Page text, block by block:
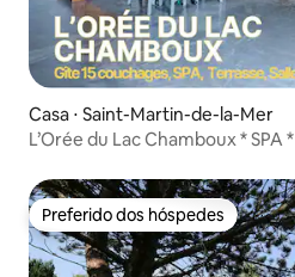
Casa ⋅ Saint-Martin-de-la-Mer
L’Orée du Lac Chamboux * SPA
Preferido dos hóspedes
Preferido dos hóspedes